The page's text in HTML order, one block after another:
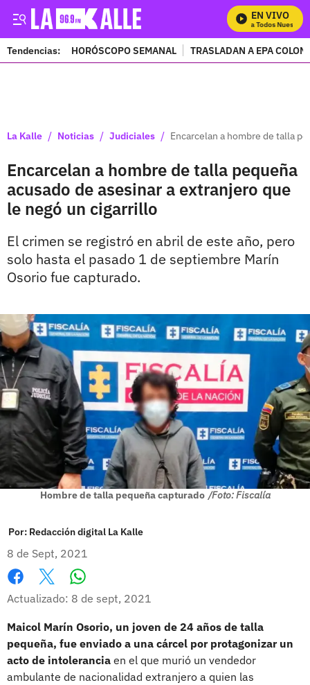
EN VIVO
Mira Todos Nuestros
Tendencias: HORÓSCOPO SEMANAL TRASLADAN A EPA
La Kalle / Noticias / Judiciales / Encarcelan a hombre de talla
Encarcelan a hombre de talla pequeña
acusado de asesinar a extranjero que
le negó un cigarrillo
El crimen se registró en abril de este año, pero
solo hasta el pasado 1 de septiembre Marín
Osorio fue capturado.
Hombre de talla pequeña capturado /Foto: Fiscalía
Por: Redacción digital La Kalle
8 de Sept, 2021
Facebook
X
Actualizado: 8 de sept, 2021
Maicol Marín Osorio, un joven de 24 años de talla
pequeña, fue enviado a una cárcel por protagonizar un
acto de intolerancia en el que murió un vendedor
ambulante de nacionalidad extranjero a quien las